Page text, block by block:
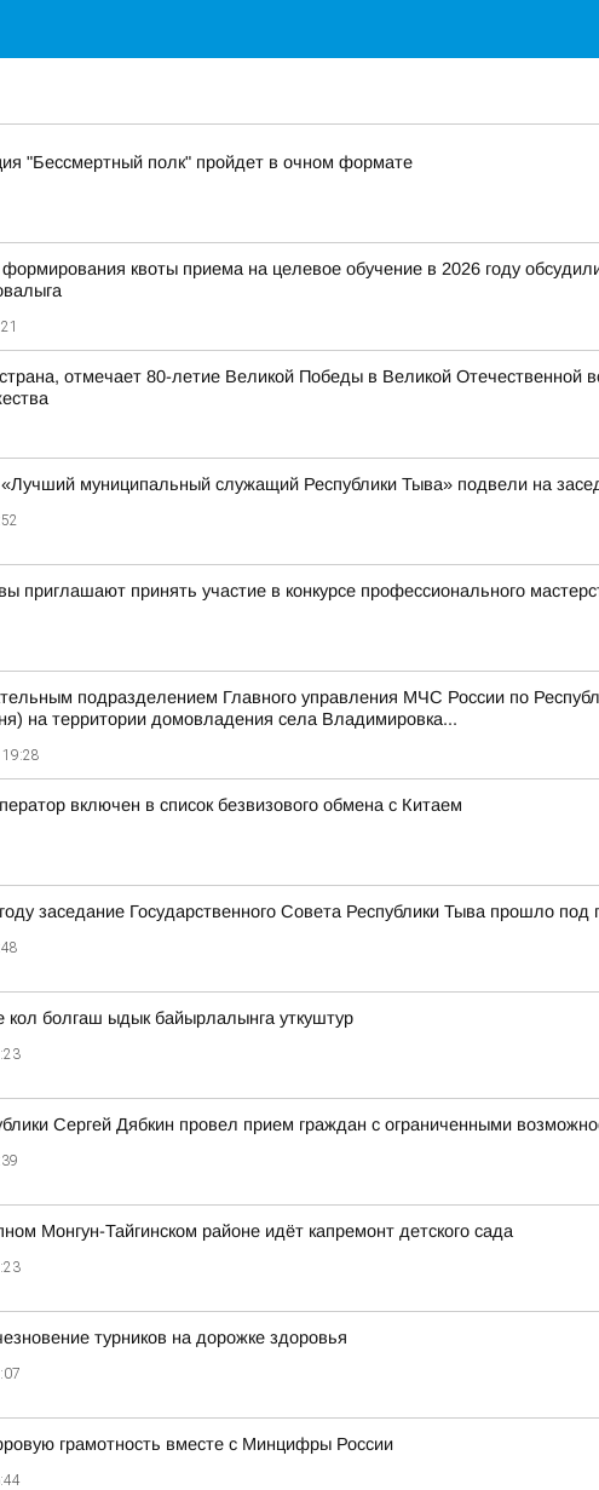
"Бессмертный полк" пройдет в очном формате
квоты приема на целевое обучение в 2026 году
страна, отмечает 80-летие Великой Победы в Великой
«Лучший муниципальный служащий Республики Тыва» подвели на
приглашают принять участие в конкурсе профессионального
подразделением Главного управления МЧС России по
на территории домовладения села Владимировка...
включен в список безвизового обмена с Китаем
заседание Государственного Совета Республики Тыва прошло
кол болгаш ыдык байырлалынга уткуштур
Сергей Дябкин провел прием граждан с ограниченными
Монгун-Тайгинском районе идёт капремонт детского сада
турников на дорожке здоровья
грамотность вместе с Минцифры России